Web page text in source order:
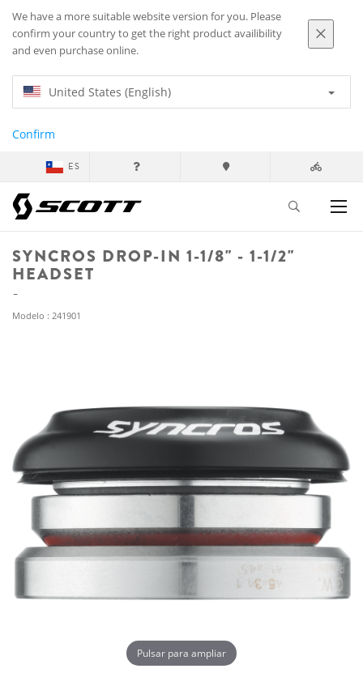
We have a more suitable website version for you. Please
confirm your country to get the right product availibility
and even purchase online.
United States (English)
Confirm
ES
SYNCROS DROP-IN 1-1/8" - 1-1/2"
HEADSET
Modelo : 241901
Pulsar para ampliar